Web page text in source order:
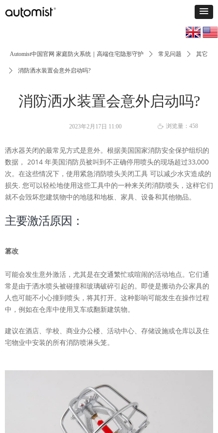
消防洒水装置会意外启动吗?
Automist中国官网 家庭防火系统｜高端住宅隐形守护 ꄲ 常见问题 ꄲ 其它
ꄲ 消防洒水装置会意外启动吗?
洒水器关闭的最常见方式是意外。 根据美国国家消防安全保护组织的
数据， 2014 年美国消防员被叫到不正确停用喷头的现场超过33,000
次。在这些情况下，使用紧急消防喷头关闭工具 可以减少水灾造成的
损失. 您可以轻松地使用这些工具中的一种来关闭消防喷头，这样它们
就不会毁坏您建筑物中的地毯和地板、家具、设备和其他物品。
主要激活原因：
篡改
可能会发生意外激活，尤其是在交通繁忙或喧闹的活动地点。 它们通
常是由于洒水喷头被碰撞和玻璃破碎引起的。 即使是搬动办公家具的
人也可能不小心撞到喷头，将其打开。 这种影响可能发生在操作过程
中，例如在仓库中使用叉车或翻新建筑物。
建议在酒店、学校、商业办公楼、活动中心、存储设施或仓库以及住
宅物业中安装的所有消防喷淋头笼。
2023年2月17日 11:00 ꄘ 浏览量： 458